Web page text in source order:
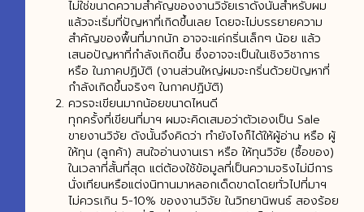
ไม่ใช่ขนาดความสำคัญของงานวิจัยเราดังนั้นสำหรับผม
แล้วจะเริ่มที่ปัญหาที่เกิดขึ้นเลย โดยจะไม่บรรยายความ
สำคัญของพื้นที่มากนัก อาจจะแค่กริ่นเล็กๆ น้อย แล้ว
เสนอปัญหาที่กำลังเกิดขึ้น ซึ่งอาจจะเป็นในเชิงวิชาการ
หรือ ในภาคปฏิบัติ (งานส่วนใหญ่ผมจะกริ่นด้วยปัญหาที่
กำลังเกิดขึ้นจริงๆ ในกาคปฏิบัติ)
ควรจะเขียนมากน้อยขนาดไหนดี
ทุกครั้งที่เขียนที่มาฯ ผมจะคิดเสมอว่าตัวเองเป็น Sale
ขายงานวิจัย ดังนั้นจึงคิดว่า ทำยังไงก็ได้ให้ผู้อ่าน หรือ ผู้
ให้ทุน (ลูกค้า) สนใจอ่านงานเรา หรือ ให้ทุนวิจัย (ซื้อของ)
ในเวลาที่สั้นที่สุด แต่ต้องใช้ข้อมูลที่เป็นความจริงไม่มีการ
นั่งเทียนหรือแต่งนิทานมาหลอกเด็ดขาดโดยทั่วไปที่มาฯ
ไม่ควรเกิน 5-10% ของงานวิจัย ในวิทยานิพนธ์ สองร้อย